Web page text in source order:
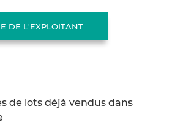
DE L'EXPLOITANT
de lots déjà vendus dans